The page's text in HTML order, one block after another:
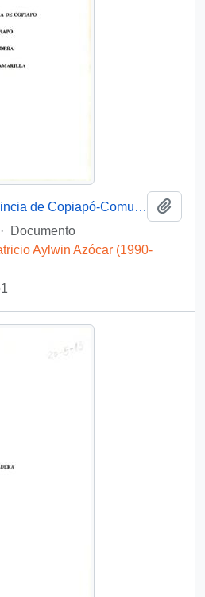
[Antecedentes de Provincia de Copiapó-Comuna de Copiapó, Caldera. Tierra Amarilla].
·
Documento
Aylwin Azócar (1990-